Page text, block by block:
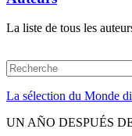
La liste de tous les
La sélection du Monde
UN AÑO DESPUÉS